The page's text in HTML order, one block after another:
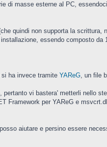
di masse esterne al PC,
quindi non supporta la scrittura,
essendo composto
si ha invece tramite YAReG, un file
vi bastera' metterli nello
Framework per YAReG e
aiutare e persino essere